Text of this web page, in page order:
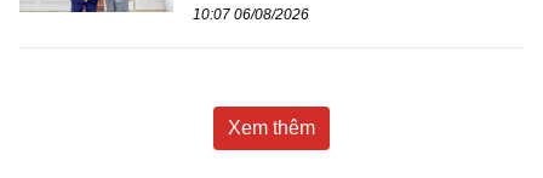
10:07 06/08/2026
Xem thêm